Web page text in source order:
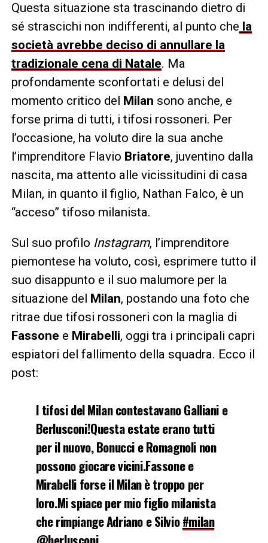
Questa situazione sta trascinando dietro di
sé strascichi non indifferenti, al punto che la
società avrebbe deciso di annullare la
tradizionale cena di Natale. Ma
profondamente sconfortati e delusi del
momento critico del
Milan sono anche, e
forse prima di tutti, i tifosi rossoneri. Per
l’occasione, ha voluto dire la sua anche
l’imprenditore Flavio Briatore, juventino dalla
nascita, ma attento alle vicissitudini di casa
Milan, in quanto il figlio, Nathan Falco, è un
“acceso” tifoso milanista.
Sul suo profilo Instagram, l’imprenditore
piemontese ha voluto, così, esprimere tutto il
suo disappunto e il suo malumore per la
situazione del
Milan, postando una foto che
ritrae due tifosi rossoneri con la maglia di
Fassone e Mirabelli, oggi tra i principali capri
espiatori del fallimento della squadra. Ecco il
post:
I tifosi del Milan contestavano Galliani e
Berlusconi!Questa estate erano tutti
per il nuovo, Bonucci e Romagnoli non
possono giocare vicini.Fassone e
Mirabelli forse il Milan è troppo per
loro.Mi spiace per mio figlio milanista
che rimpiange Adriano e Silvio#milan